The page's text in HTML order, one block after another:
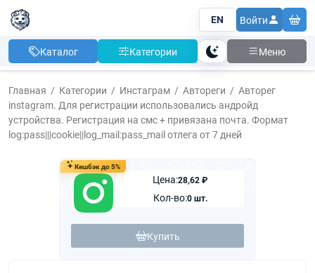
EN Войти
Каталог Категории Тема Меню
Главная Категории Инстаграм Автореги
Авторег
instagram. Для регистрации использовались андройд
устройства. Регистрация на смс + привязана почта. Формат
log:pass|||cookie||log_mail:pass_mail отлега от 7 дней
Кешбэк до 5%
Цена:28,62 ₽
Кол-во:0 шт.
Купить